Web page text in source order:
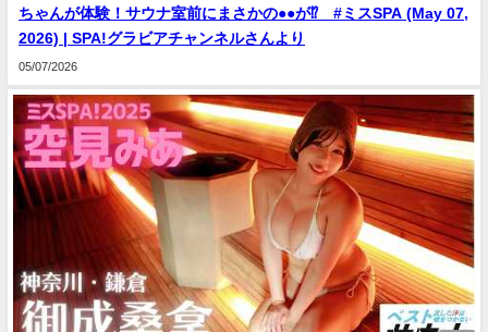
ちゃんが体験！サウナ室前にまさかの●●が⁉ #ミスSPA (May 07,
2026) | SPA!グラビアチャンネルさんより
05/07/2026